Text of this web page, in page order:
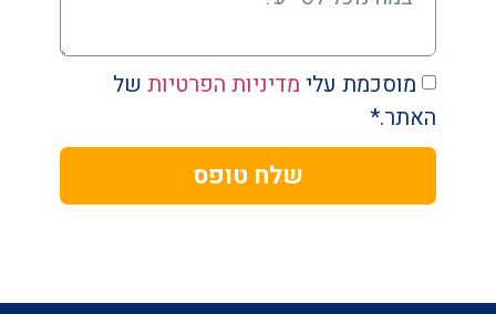
מוסכמת עלי מדיניות הפרטיותשל
האתר.*
שלח טופס